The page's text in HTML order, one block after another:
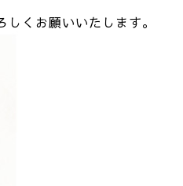
くお願いいたします。